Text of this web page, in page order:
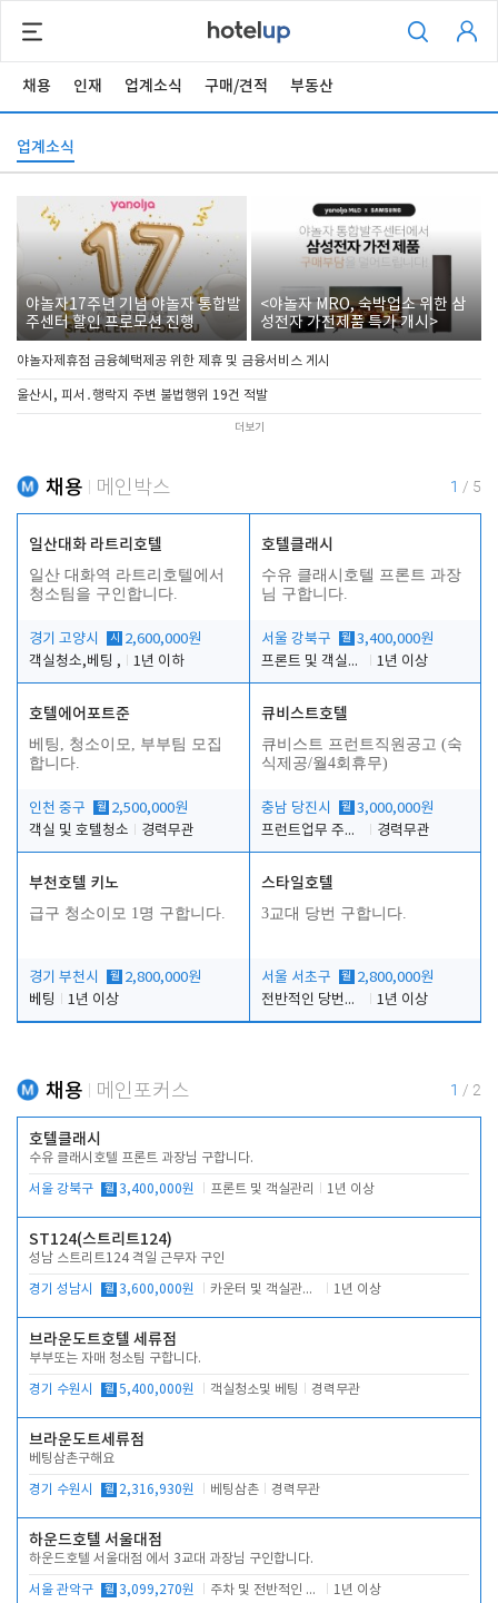
채용 인재 업계소식 구매/견적 부동산
업계소식
야놀자17주년 기념 야놀자 통합발
주센터 할인 프로모션 진행
<야놀자 MRO, 숙박업소 위한 삼
성전자 가전제품 특가 개시>
야놀자제휴점 금융혜택제공 위한 제휴 및 금융서비스 게시
울산시, 피서․행락지 주변 불법행위 19건 적발
더보기
채용 메인박스 1 / 5
일산대화 라트리호텔
일산 대화역 라트리호텔에서
청소팀을 구인합니다.
경기 고양시 시
2,600,000원
객실청소,베팅 ,
1년 이하
호텔클래시
수유 클래시호텔 프론트 과장
님 구합니다.
서울 강북구 월 3,400,000원
프론트 및 객실관리
1년 이상
호텔에어포트준
베팅, 청소이모, 부부팀 모집
합니다.
인천 중구 월 2,500,000원
객실 및 호텔청소
경력무관
큐비스트호텔
큐비스트 프런트직원공고 (숙
식제공/월4회휴무)
충남 당진시 월 3,000,000원
프런트업무 주간, 야간
경력무관
부천호텔 키노
급구 청소이모 1명 구합니다.
경기 부천시 월 2,800,000원
베팅
1년 이상
스타일호텔
3교대 당번 구합니다.
서울 서초구 월 2,800,000원
전반적인 당번업무
1년 이상
채용 메인포커스 1 / 2
호텔클래시
수유 클래시호텔 프론트 과장님 구합니다.
서울 강북구 월 3,400,000원 프론트 및 객실관리 1년 이상
ST124(스트리트124)
성남 스트리트124 격일 근무자 구인
경기 성남시 월 3,600,000원 카운터 및 객실관리 전반 1년 이상
브라운도트호텔 세류점
부부또는 자매 청소팀 구합니다.
경기 수원시 월 5,400,000원 객실청소및 베팅 경력무관
브라운도트세류점
베팅삼촌구해요
경기 수원시 월 2,316,930원 베팅삼촌 경력무관
하운드호텔 서울대점
하운드호텔 서울대점 에서 3교대 과장님 구인합니다.
서울 관악구 월 3,099,270원 주차 및 전반적인 당번업무 1년 이상